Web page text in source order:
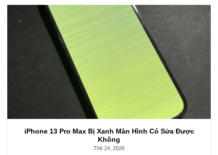
iPhone 13 Pro Max Bị Xanh Màn Hình Có Sửa Được
Không
Th6 24, 2026